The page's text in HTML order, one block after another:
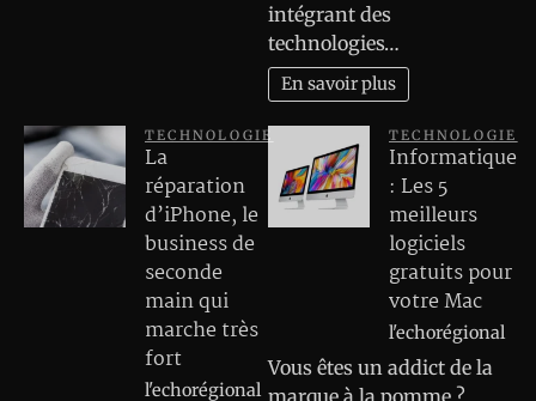
intégrant des
technologies…
En savoir plus
TECHNOLOGIE
La
réparation
d’iPhone, le
business de
seconde
main qui
marche très
fort
l'echorégional
TECHNOLOGIE
Informatique
: Les 5
meilleurs
logiciels
gratuits pour
votre Mac
l'echorégional
Vous êtes un addict de la